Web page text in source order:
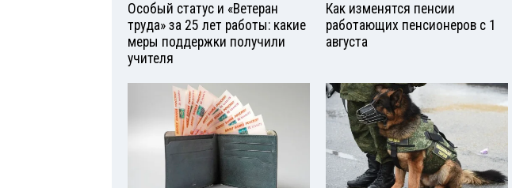
Особый статус и «Ветеран
труда» за 25 лет работы: какие
меры поддержки получили
учителя
Как изменятся пенсии
работающих пенсионеров с 1
августа